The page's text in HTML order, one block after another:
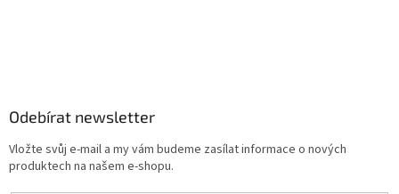
Odebírat newsletter
Vložte svůj e-mail a my vám budeme zasílat informace o nových
produktech na našem e-shopu.